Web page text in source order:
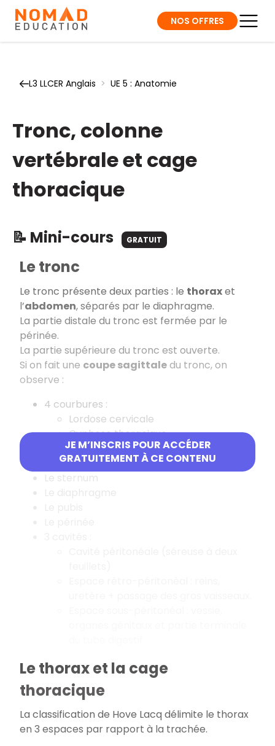
NOS OFFRES
L3 LLCER Anglais > UE 5 : Anatomie
Tronc, colonne
vertébrale et cage
thoracique
📝 Mini-cours GRATUIT
JE M’INSCRIS POUR ACCÉDER
GRATUITEMENT À CE CONTENU
Le tronc
Le tronc présente deux parties : le thoraxet
l’abdomen, séparés par le diaphragme.
La partie distale du tronc est fermée par le
périnée.
La partie supérieure du tronc est ouverte.
Si on fait une coupe sagittaledu tronc, on
observe :
4 courbures :
Lordose cervicale
Cyphose thoracique
Lordose lombaire
Cyphose sacrée
Le sternum
Le thorax et la cage
thoracique
La classification de Hove Lacq délimite le thorax
en 3 espaces par rapport à la trachée.